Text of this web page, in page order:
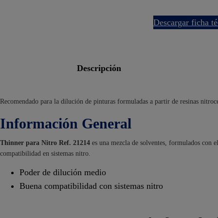
descargar ficha
descripción
Recomendado para la dilución de pinturas formuladas a partir de resinas
Información General
Thinner para Nitro Ref. 21214 es una mezcla de solventes, formulados con
compatibilidad en sistemas nitro.
Poder de dilución medio
Buena compatibilidad con sistemas nitro